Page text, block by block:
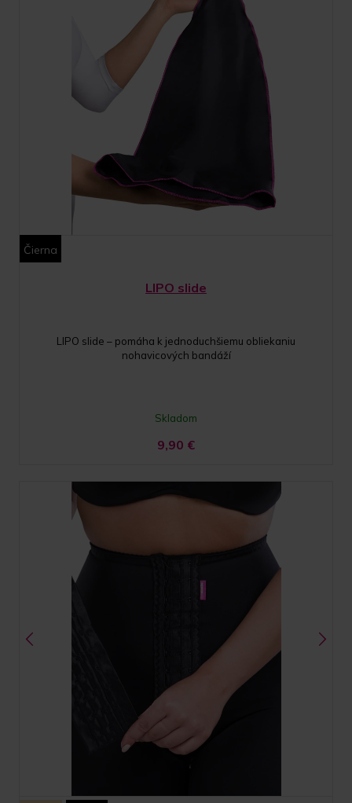
Čierna
LIPO slide
LIPO slide – pomáha k jednoduchšiemu obliekaniu
nohavicových bandáží
Skladom
9,90 €